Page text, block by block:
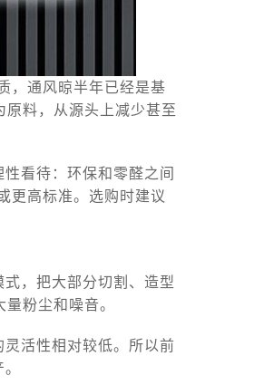
，通风晾半年已经是基
料，从源头上减少甚至
看待：环保和零醛之间
更高标准。选购时建议
，把大部分切割、造型
粉尘和噪音。
活性相对较低。所以前